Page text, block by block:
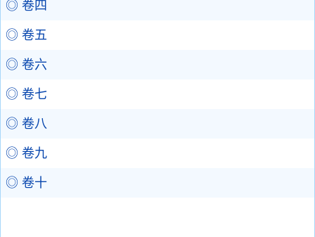
◎ 卷四
◎ 卷五
◎ 卷六
◎ 卷七
◎ 卷八
◎ 卷九
◎ 卷十